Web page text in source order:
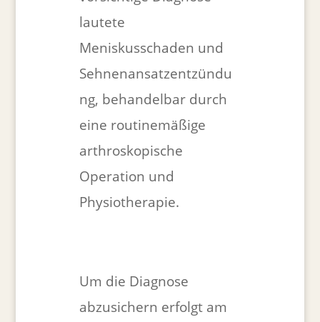
lautete
Meniskusschaden und
Sehnenansatzentzündu
ng, behandelbar durch
eine routinemäßige
arthroskopische
Operation und
Physiotherapie.
Um die Diagnose
abzusichern erfolgt am